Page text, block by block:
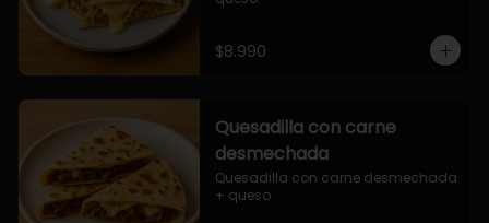
$8.990
Quesadilla con carne
desmechada
Quesadilla con carne desmechada
+ queso